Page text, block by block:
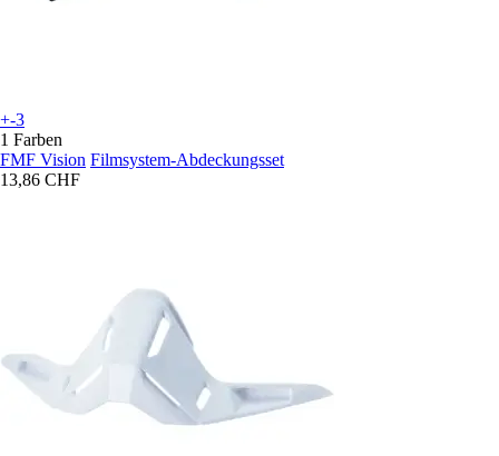
+-3
1 Farben
FMF Vision Filmsystem-Abdeckungsset
13,86 CHF